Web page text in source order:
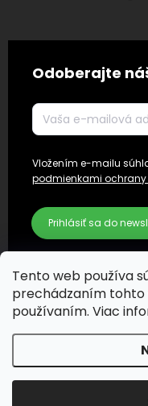
Tento web používa
prechádzaním tohto
používaním. Viac
Odoberajte
Vložením e-mailu
podmienkami
Prihlásiť sa do